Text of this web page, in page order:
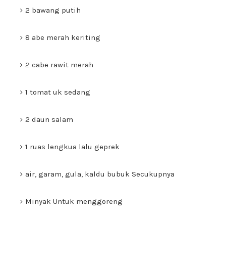
2 bawang putih
8 abe merah keriting
2 cabe rawit merah
1 tomat uk sedang
2 daun salam
1 ruas lengkua lalu geprek
air, garam, gula, kaldu bubuk Secukupnya
Minyak Untuk menggoreng